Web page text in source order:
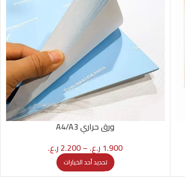
ورق حراري A4/A3
1.900 ر.ع. –
2.200ر.ع.
تحديد أحد الخيارات